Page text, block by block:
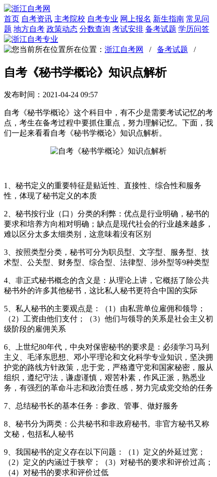
首页 自考资讯 主考院校 自考专业 网上报名 新生指南 常见问
题 地方自考 政策动态 分数查询 考试安排 备考试题 学历问答
所在位置： 浙江自考网 / 备考试题 /
自考《秘书学概论》知识点解析
发布时间：2021-04-24 09:57
自考《秘书学概论》这个科目中，有不少是需要考试记忆的考
点，考生在备考过程中要抓住重点，努力理解记忆。下面，我
们一起来看看自考《秘书学概论》知识点解析。
1、秘书定义的重要特征是贴近性、直接性、综合性和服务
性，体现了秘书定义的本质
2、秘书按行业（口）分类的利弊：优点是行业明确，秘书的
要求和培养方向相对明确；缺点是现代社会的行业越来越多，
难以区分太多太细类别，这意味着没有区别
3、按照类型分类，秘书可分为职员型、文字型、服务型、技
术型、公关型、财务型、综合型、法律型、涉外型等9种类型
4、非正式秘书概念的含义是：从理论上讲，它概括了除公共
秘书外的许多其他秘书，这比私人秘书更符合中国的实际
5、私人秘书的主要观点是：（1）由私营单位雇佣和领导；
（2）工资由他们支付；（3）他们与领导的关系是社会主义初
级阶段的雇佣关系
6、上世纪80年代，中央对保密秘书的要求是：必须学习马列
主义、毛泽东思想、邓小平理论和文化科学专业知识，坚决拥
护党的路线方针政策，忠于党，严格遵守党和国家秘密，服从
组织，遵纪守法，谦虚谨慎，艰苦朴素，作风正派，熟悉业
务，有强烈的革命斗志和政治责任感，努力完成党交给的任务
7、总结秘书长的基本任务：参政、管事、做好服务
8、秘书分为两类：公共秘书和非政府秘书。非官方秘书又称
文秘，包括私人秘书
9、我国秘书的定义存在以下问题：（1）定义的外延过宽；
（2）定义的内涵过于狭窄；（3）对秘书的要求和评价过高；
（4）对秘书的要求和评价过低